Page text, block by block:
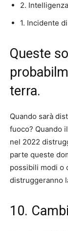
2.
1. Incidente
Queste
terra.
Quando sarà
fuoco? Quando
nel 2022
parte queste
possibili modi o
distruggeranno
10.